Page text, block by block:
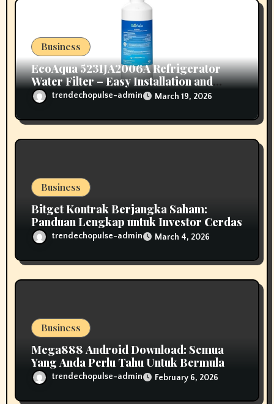
Business
EcoAqua 5231JA2006A Refrigerator
Water Filter – Easy Installation and
Long Life
trendechopulse-admin March 19, 2026
Business
Bitget Kontrak Berjangka Saham:
Panduan Lengkap untuk Investor Cerdas
trendechopulse-admin March 4, 2026
Business
Mega888 Android Download: Semua
Yang Anda Perlu Tahu Untuk Bermula
trendechopulse-admin February 6, 2026